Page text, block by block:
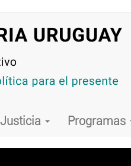
Justicia Programas